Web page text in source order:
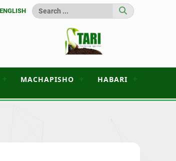
ENGLISH
MACHAPISHO HABARI